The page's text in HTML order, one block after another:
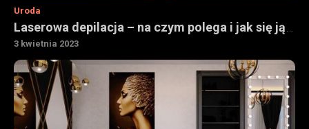
Uroda
3 kwietnia 2023